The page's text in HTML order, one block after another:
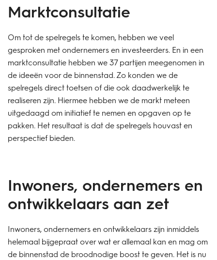
Marktconsultatie
Om tot de spelregels te komen, hebben we veel
gesproken met ondernemers en investeerders. En in een
marktconsultatie hebben we 37 partijen meegenomen in
de ideeën voor de binnenstad. Zo konden we de
spelregels direct toetsen of die ook daadwerkelijk te
realiseren zijn. Hiermee hebben we de markt meteen
uitgedaagd om initiatief te nemen en opgaven op te
pakken. Het resultaat is dat de spelregels houvast en
perspectief bieden.
Inwoners, ondernemers en
ontwikkelaars aan zet
Inwoners, ondernemers en ontwikkelaars zijn inmiddels
helemaal bijgepraat over wat er allemaal kan en mag om
de binnenstad de broodnodige boost te geven. Het is nu